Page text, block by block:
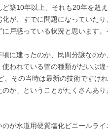
築10年以上、それも20年を超
が、すでに問題になっていた
戸惑っている状況と思います
に建ったのか、民間分譲なのか
われている管の種類がだいぶ
、その当時は最新の技術ですけ
か」ということがたくさんあり
が水道用硬質塩化ビニールライ